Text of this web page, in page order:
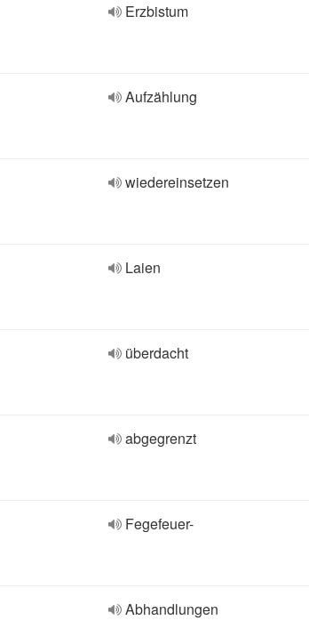
Erzbistum
Aufzählung
wiedereinsetzen
Laien
überdacht
abgegrenzt
Fegefeuer-
Abhandlungen